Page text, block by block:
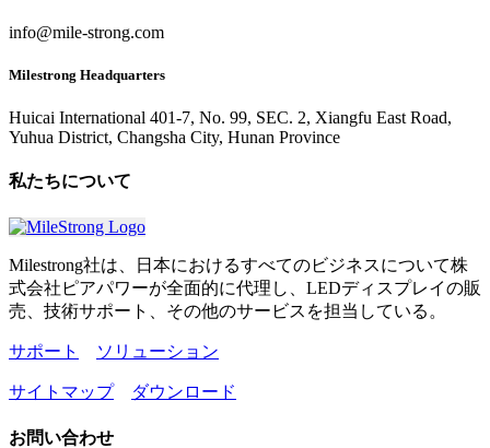
info@mile-strong.com
Milestrong Headquarters
Huicai International 401-7, No. 99, SEC. 2, Xiangfu East Road,
Yuhua District, Changsha City, Hunan Province
私たちについて
Milestrong社は、日本におけるすべてのビジネスについて株
式会社ピアパワーが全面的に代理し、LEDディスプレイの販
売、技術サポート、その他のサービスを担当している。
サポート ソリューション
サイトマップ ダウンロード
お問い合わせ